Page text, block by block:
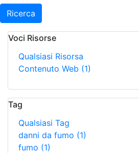
Ricerca
Voci Risorse
Qualsiasi Risorsa
Contenuto Web (1)
Tag
Qualsiasi Tag
danni da fumo (1)
fumo (1)